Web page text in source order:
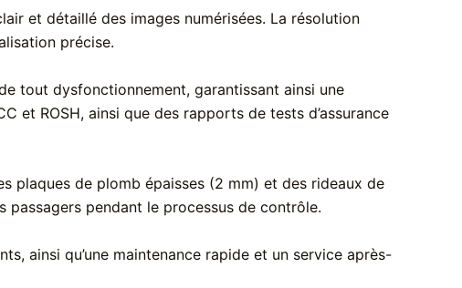
et détaillé des images numérisées. La résolution
précise.
tout dysfonctionnement, garantissant ainsi une
et ROSH, ainsi que des rapports de tests d’assurance
plaques de plomb épaisses (2 mm) et des rideaux de
passagers pendant le processus de contrôle.
ainsi qu’une maintenance rapide et un service après-